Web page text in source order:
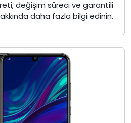
değişim süreci ve garantili
daha fazla bilgi edinin.